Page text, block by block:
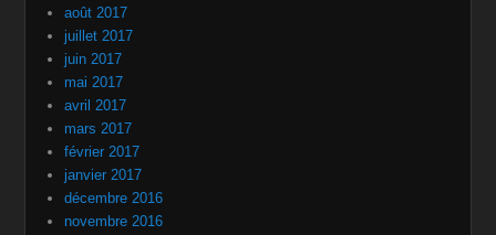
août 2017
juillet 2017
juin 2017
mai 2017
avril 2017
mars 2017
février 2017
janvier 2017
décembre 2016
novembre 2016